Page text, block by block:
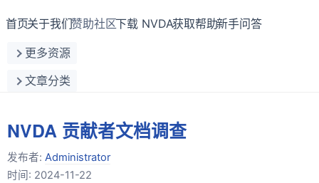
关
字
首页关于我们赞助社区下载 NVDA获取帮助新手问答
更多资源
文章分类
NVDA 贡献者文档调查
发布者: Administrator
时间: 2024-11-22